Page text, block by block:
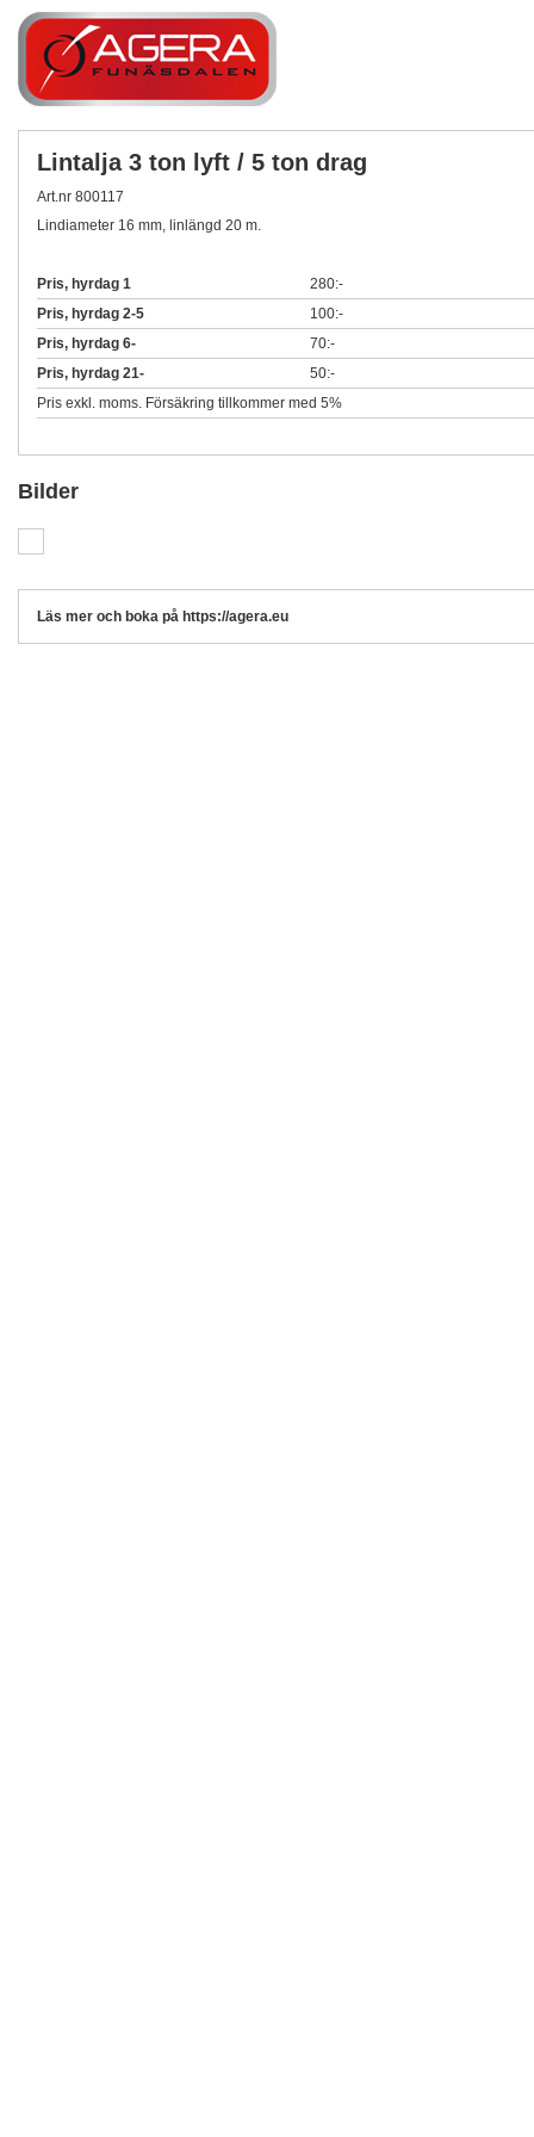
Lintalja 3 ton lyft / 5 ton drag
Art.nr 800117
Lindiameter 16 mm, linlängd 20 m.
Pris, hyrdag 1
280:-
Pris, hyrdag 2-5
100:-
Pris, hyrdag 6-
70:-
Pris, hyrdag 21-
50:-
Pris exkl. moms. Försäkring tillkommer med 5%
Bilder
Läs mer och boka på https://agera.eu